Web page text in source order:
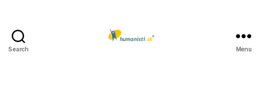
Search Menu